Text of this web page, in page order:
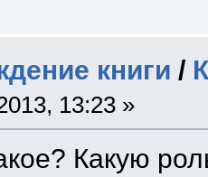
книги /
13:23 »
Какую